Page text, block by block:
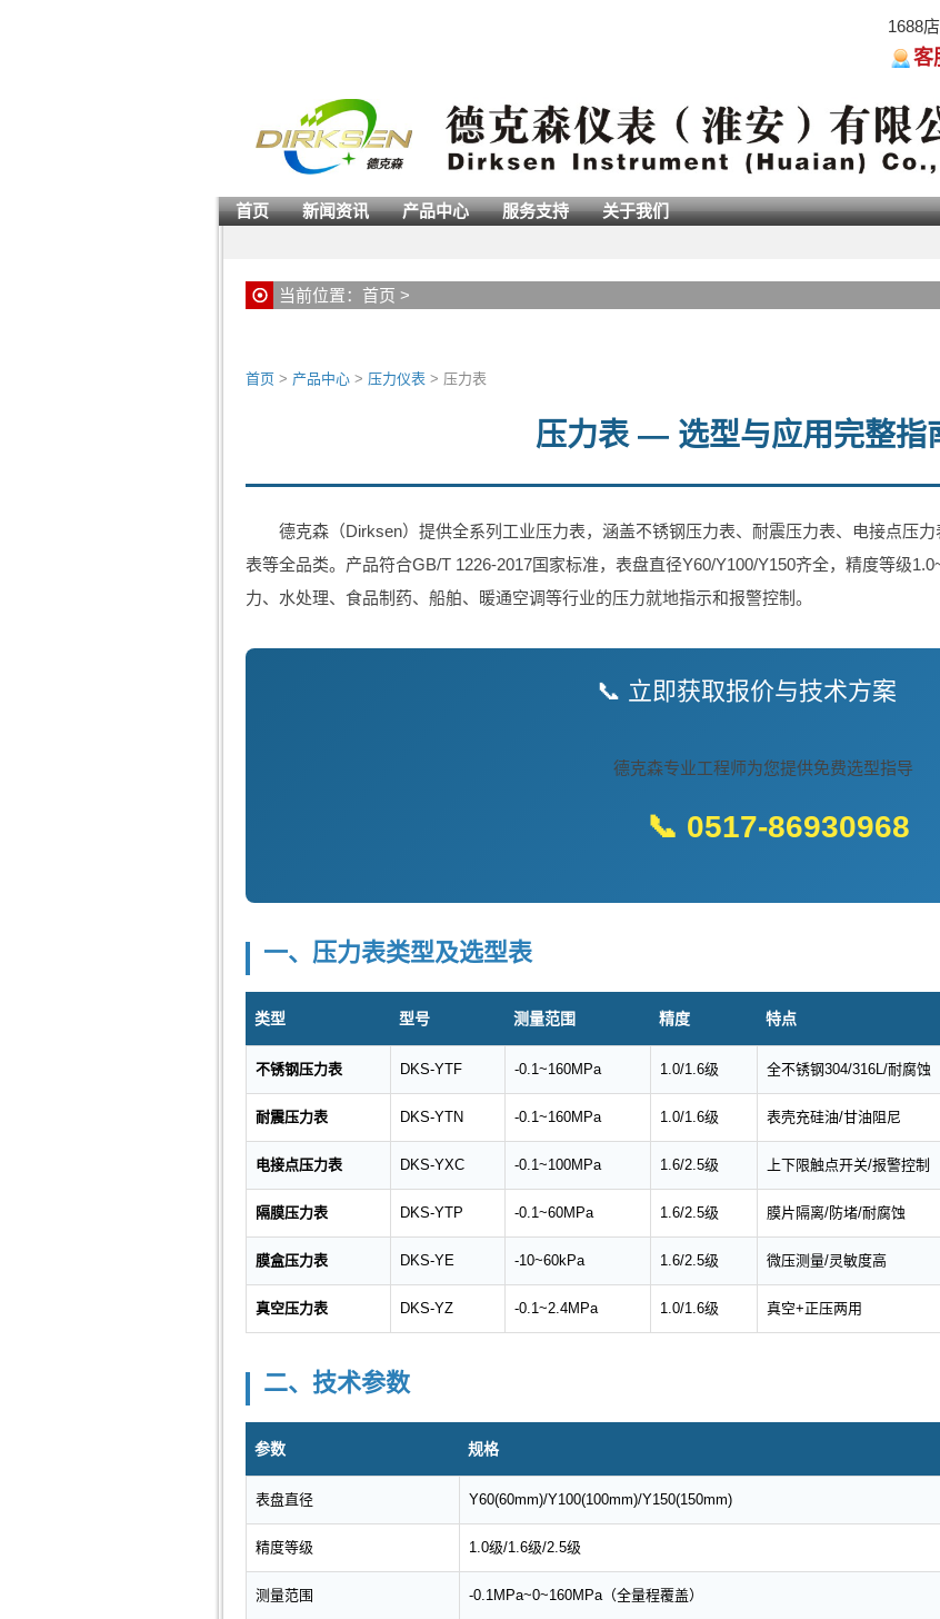
1688
客
首页 新闻资讯 产品中心 服务支持 关于我们
当前位置： 首页 >
首页 > 产品中心 > 压力仪表 > 压力表
压力表 — 选型与应用完整指
德克森（Dirksen）提供全系列工业压力表，涵盖不锈钢压力表、耐震压力表、电接点压
表等全品类。产品符合GB/T 1226-2017国家标准，表盘直径Y60/Y100/Y150齐全，精度等级
力、水处理、食品制药、船舶、暖通空调等行业的压力就地指示和报警控制。
📞 立即获取报价与技术方案
德克森专业工程师为您提供免费选型指导
📞 0517-86930968
一、压力表类型及选型表
类型 型号 测量范围 精度 特点
不锈钢压力表 DKS-YTF -0.1~160MPa 1.0/1.6级 全不锈钢304/316L/耐腐蚀
耐震压力表 DKS-YTN -0.1~160MPa 1.0/1.6级 表壳充硅油/甘油阻尼
电接点压力表 DKS-YXC -0.1~100MPa 1.6/2.5级 上下限触点开关/报警控制
隔膜压力表 DKS-YTP -0.1~60MPa 1.6/2.5级 膜片隔离/防堵/耐腐蚀
膜盒压力表 DKS-YE -10~60kPa 1.6/2.5级 微压测量/灵敏度高
真空压力表 DKS-YZ -0.1~2.4MPa 1.0/1.6级 真空+正压两用
二、技术参数
参数 规格
表盘直径 Y60(60mm)/Y100(100mm)/Y150(150mm)
精度等级 1.0级/1.6级/2.5级
测量范围 -0.1MPa~0~160MPa（全量程覆盖）